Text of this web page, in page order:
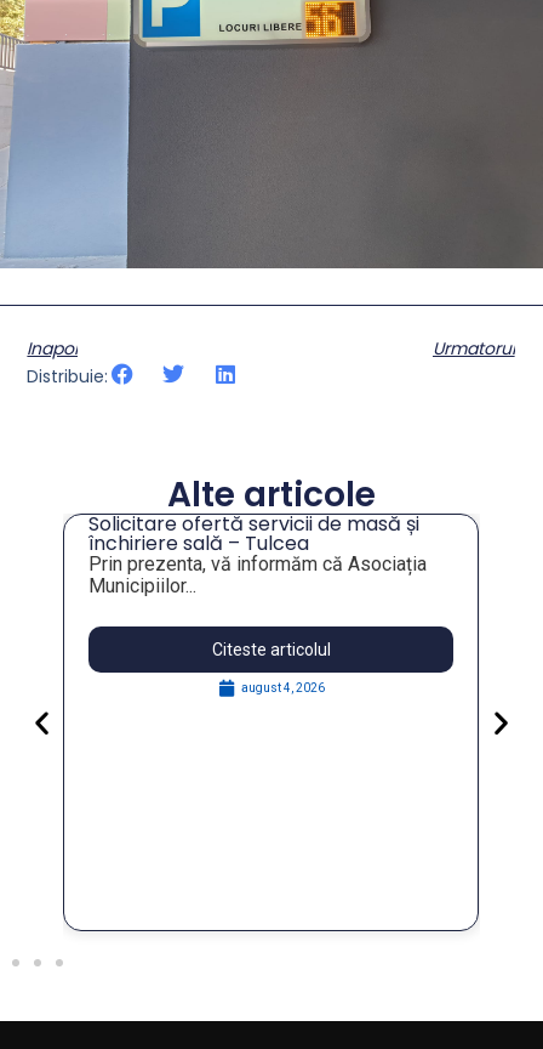
Inapoi
Urmatorul
Distribuie:
Alte articole
Solicitare ofertă servicii de masă și
închiriere sală – Tulcea
Prin prezenta, vă informăm că Asociația
Municipiilor...
Citeste articolul
august 4, 2026